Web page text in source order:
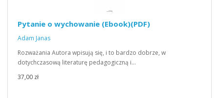
Pytanie o wychowanie (Ebook)(PDF)
Adam Janas
Rozważania Autora wpisują się, i to bardzo dobrze, w
dotychczasową literaturę pedagogiczną i…
37,00 zł